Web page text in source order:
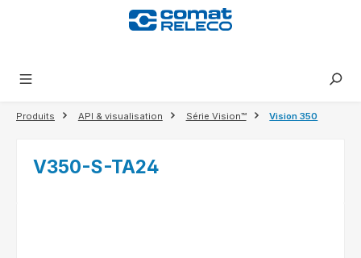
Produits API & visualisation Série Vision™ Vision 350
V350-S-TA24